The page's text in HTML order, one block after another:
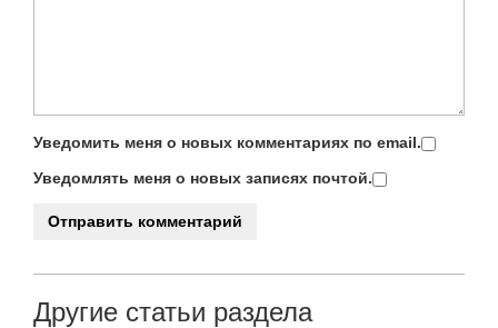
Уведомить меня о новых комментариях по email.
Уведомлять меня о новых записях почтой.
Другие статьи раздела